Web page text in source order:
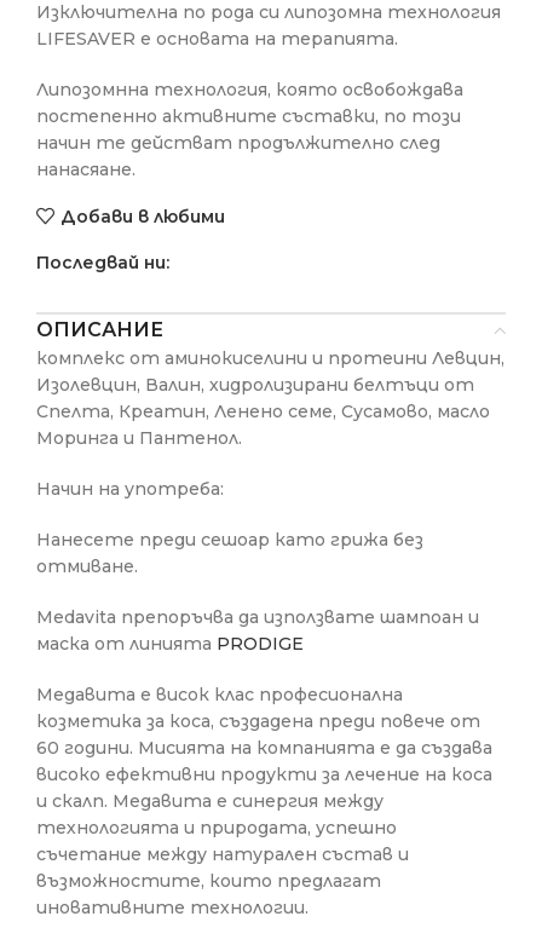
Изключителна по рода си липозомна технология
LIFESAVER е основата на терапията.
Липозомнна технология, която освобождава
постепенно активните съставки, по този
начин те действат продължително след
нанасяане.
Добави в любими
Последвай ни:
ОПИСАНИЕ
комплекс от аминокиселини и протеини Левцин,
Изолевцин, Валин, хидролизирани белтъци от
Спелта, Креатин, Ленено семе, Сусамово, масло
Моринга и Пантенол.
Начин на употреба:
Нанесете преди сешоар като грижа без
отмиване.
Medavita препоръчва да използвате шампоан и
маска от линията PRODIGE
Медавита е висок клас професионална
козметика за коса, създадена преди повече от
60 години. Мисията на компанията е да създава
високо ефективни продукти за лечение на коса
и скалп. Медавита е синергия между
технологията и природата, успешно
съчетание между натурален състав и
възможностите, които предлагат
иновативните технологии.